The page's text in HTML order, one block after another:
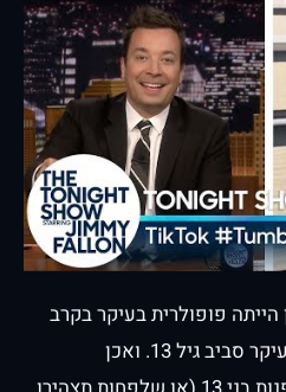
פופולרית בעיקר בקרב
בני נוער וגם ילדים קטנים, בעיקר סביב גיל 13. ואכן